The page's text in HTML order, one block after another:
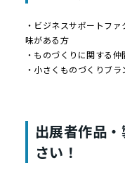
・ビジネスサポートフ
味がある方
・ものづくりに関する
・小さくものづくりブ
出展者作品
さい！